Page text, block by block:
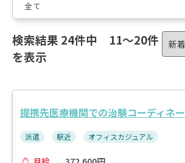
全て
検索結果 24件中 11〜20件
を表示
提携先医療機関での治験コーディネ
派遣 駅近 オフィスカジュアル